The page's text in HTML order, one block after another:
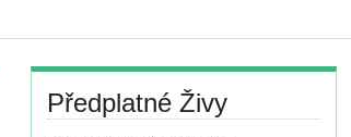
Předplatné Živy